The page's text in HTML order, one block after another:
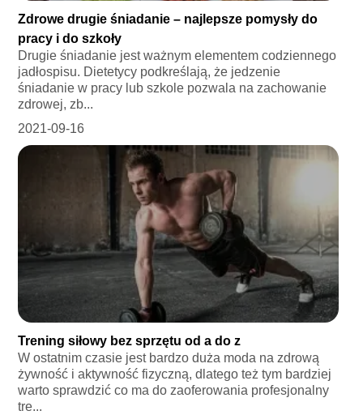
Zdrowe drugie śniadanie – najlepsze pomysły do
pracy i do szkoły
Drugie śniadanie jest ważnym elementem codziennego
jadłospisu. Dietetycy podkreślają, że jedzenie
śniadanie w pracy lub szkole pozwala na zachowanie
zdrowej, zb...
2021-09-16
Trening siłowy bez sprzętu od a do z
W ostatnim czasie jest bardzo duża moda na zdrową
żywność i aktywność fizyczną, dlatego też tym bardziej
warto sprawdzić co ma do zaoferowania profesjonalny
tre...